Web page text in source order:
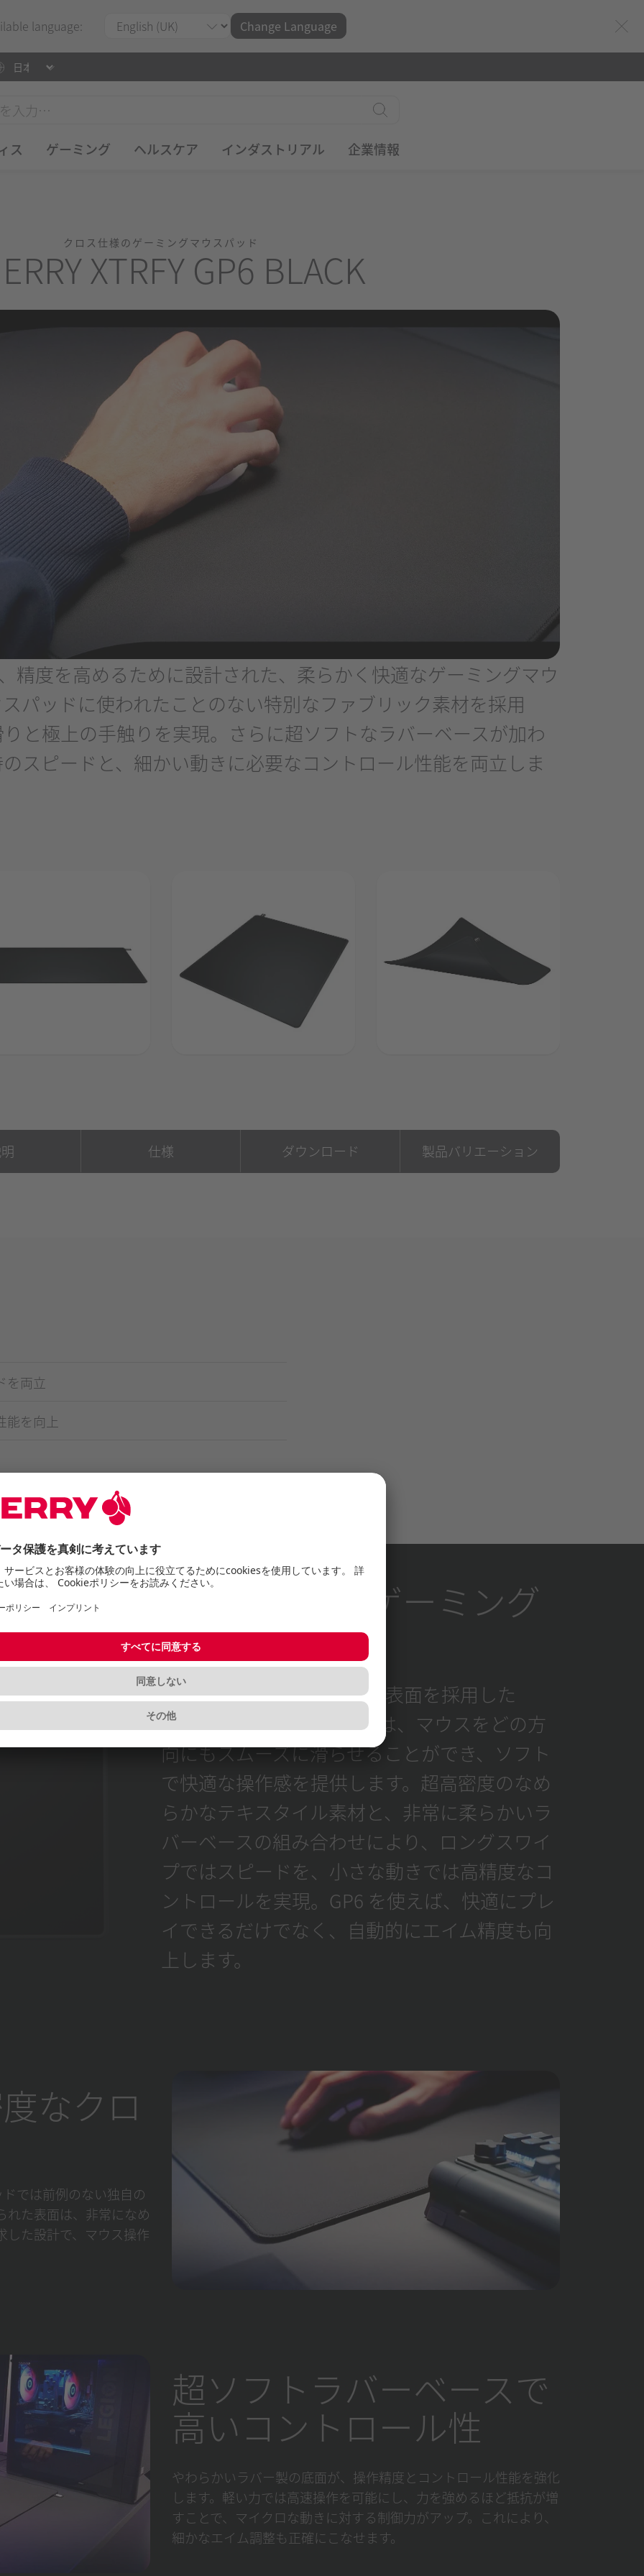
language: Change Language
ス ゲーミング ヘルスケア インダストリアル 企業情報
クロス仕様のゲーミングマウスパッド
XTRFY GP6 BLACK
、精度を高めるために設計された、柔らかく快適なゲーミングマウ
パッドに使われたことのない特別なファブリック素材を採用
と極上の手触りを実現。さらに超ソフトなラバーベースが加わ
スピードと、細かい動きに必要なコントロール性能を両立しま
仕様 ダウンロード 製品バリエーション
を両立
能を向上
CHERRY XTRFY GP6 BLACK
クロス仕様のゲーミング
マウスパッド
これまでにない高速クロス表面を採用した
CHERRY XTRFY GP6 Black は、マウスをどの方
向にもスムーズに滑らせることができ、ソフト
で快適な操作感を提供します。超高密度のなめ
らかなテキスタイル素材と、非常に柔らかいラ
バーベースの組み合わせにより、ロングスワイ
プではスピードを、小さな動きでは高精度なコ
ントロールを実現。GP6 を使えば、快適にプレ
イできるだけでなく、自動的にエイム精度も向
上します。
なクロ
ドでは前例のない独自の
れた表面は、非常になめ
した設計で、マウス操作
超ソフトラバーベースで
高いコントロール性
やわらかいラバー製の底面が、操作精度とコントロール性能を強化
します。軽い力では高速操作を可能にし、力を強めるほど抵抗が増
すことで、マイクロな動きに対する制御力がアップ。これにより、
細かなエイム調整も正確にこなせます。